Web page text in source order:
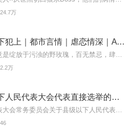
24.7万
【免费】以下犯上｜都市言情｜虐恋情深｜A I多播
2.2万
关于县级以下人民代表大会代表直接选举的若干规定
46